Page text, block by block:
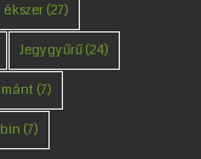
(27)
Jegygyűrű(24)
(7)
(7)